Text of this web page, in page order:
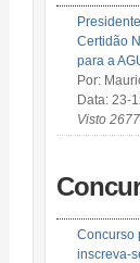
Certidão
para a
Por:
Data: 23-
Visto
Concurso
inscreva-